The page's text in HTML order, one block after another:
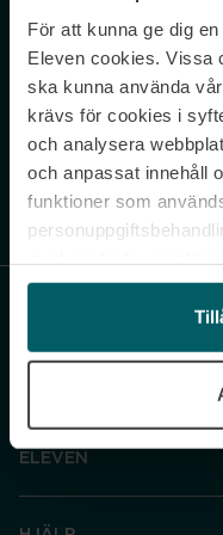
För att kunna ge dig
Eleven cookies. Vissa
ska kunna använda
krävs för cookies i
och analysera
och anpassat innehåll
funktioner som
och gå vidare”
under ”Inställningar”
cookies. Du kan
Never miss a
Sign up to
Genom att prenumerera
ELEVEN